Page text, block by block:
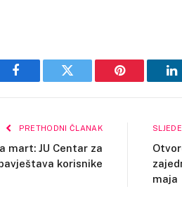
Facebook Twitter Pinterest
PRETHODNI ČLANAK
mart: JU Centar za
korisnike
maja